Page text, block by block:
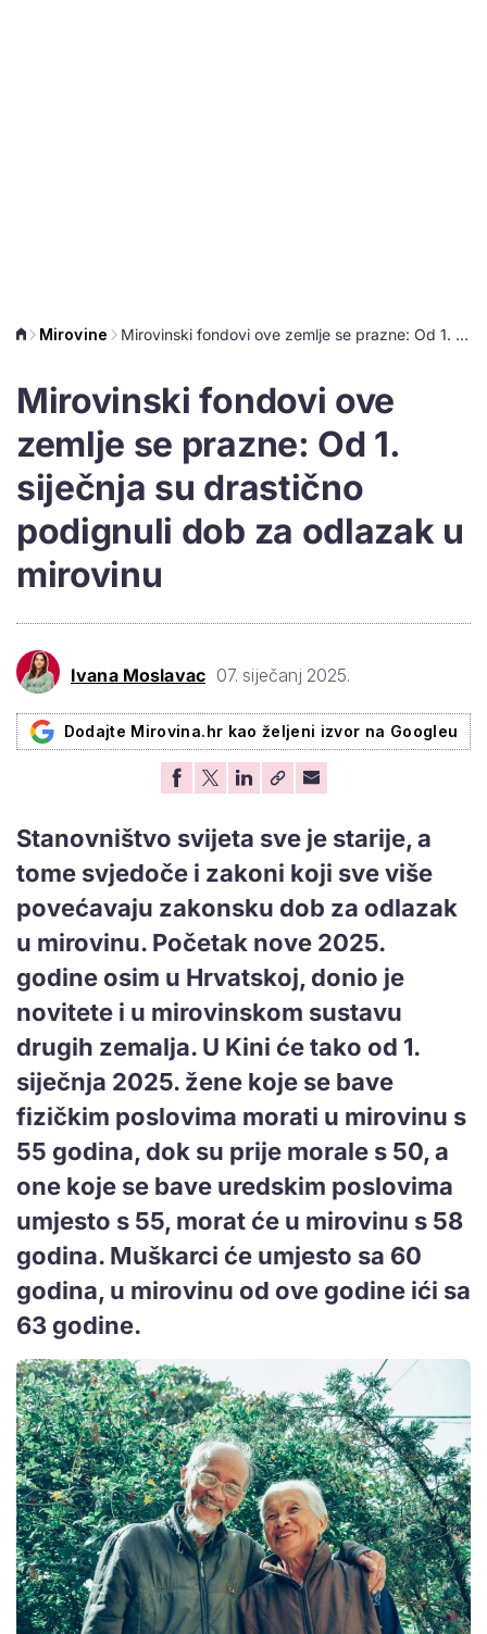
Mirovine Mirovinski fondovi ove zemlje se prazne: Od 1. siječnja su drastično podignuli dob za odlazak u mirovinu
Mirovinski fondovi ove
zemlje se prazne: Od 1.
siječnja su drastično
podignuli dob za odlazak u
mirovinu
Ivana Moslavac 07. siječanj 2025.
Dodajte Mirovina.hr kao željeni izvor na Googleu
Stanovništvo svijeta sve je starije, a
tome svjedoče i zakoni koji sve više
povećavaju zakonsku dob za odlazak
u mirovinu. Početak nove 2025.
godine osim u Hrvatskoj, donio je
novitete i u mirovinskom sustavu
drugih zemalja. U Kini će tako od 1.
siječnja 2025. žene koje se bave
fizičkim poslovima morati u mirovinu s
55 godina, dok su prije morale s 50, a
one koje se bave uredskim poslovima
umjesto s 55, morat će u mirovinu s 58
godina. Muškarci će umjesto sa 60
godina, u mirovinu od ove godine ići sa
63 godine.